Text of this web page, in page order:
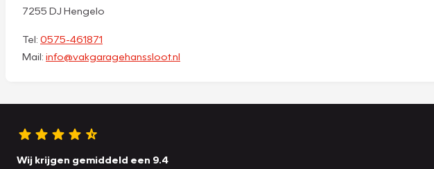
7255 DJ Hengelo
Tel: 0575-461871
Mail: info@vakgaragehanssloot.nl
Wij krijgen gemiddeld een 9.4